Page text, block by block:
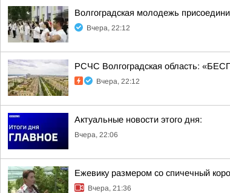
Волгоградская молодежь
Вчера, 22:12
РСЧС Волгоградская область:
Вчера, 22:12
Актуальные новости этого дня:
Вчера, 22:06
Ежевику размером со спичечный
Вчера, 21:36